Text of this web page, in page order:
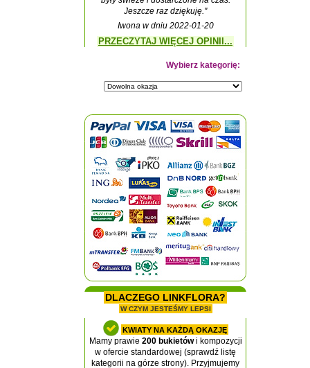
Jeszcze raz dziękuję."
Iwona w dniu 2022-01-20
PRZECZYTAJ WIĘCEJ OPINII...
Wybierz kategorię:
DLACZEGO LINKFLORA?
W CZYM JESTEŚMY LEPSI
KWIATY NA KAŻDĄ OKAZJĘ
Mamy prawie 200 bukietówi kompozycji
w ofercie standardowej (sprawdź listę
kategorii na górze strony). Przyjmujemy